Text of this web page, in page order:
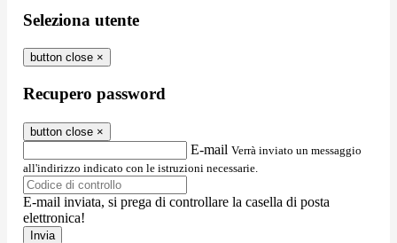
Seleziona utente
button close ×
Recupero password
button close ×
E-mail Verrà inviato un messaggio
all'indirizzo indicato con le istruzioni necessarie.
E-mail inviata, si prega di controllare la casella di posta
elettronica!